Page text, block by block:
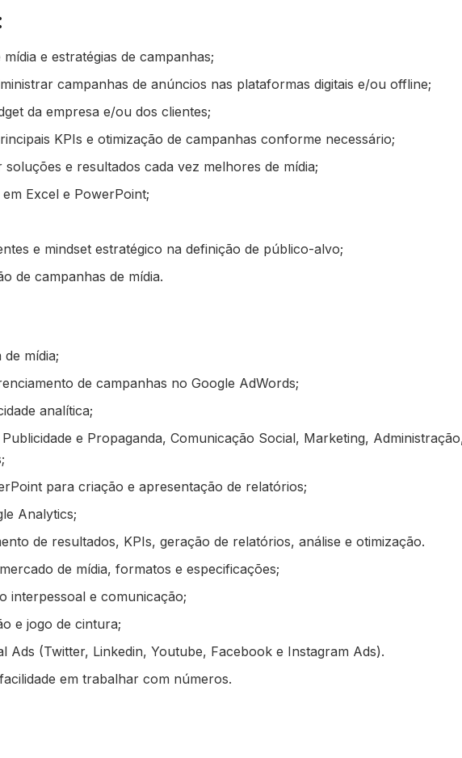
e estratégias de campanhas;
campanhas de anúncios nas plataformas digitais e/ou offline;
da empresa e/ou dos clientes;
KPIs e otimização de campanhas conforme necessário;
e resultados cada vez melhores de mídia;
Excel e PowerPoint;
e mindset estratégico na definição de público-alvo;
de campanhas de mídia.
mídia;
de campanhas no Google AdWords;
analítica;
e Propaganda, Comunicação Social, Marketing,
para criação e apresentação de relatórios;
Analytics;
de resultados, KPIs, geração de relatórios, análise e otimização.
de mídia, formatos e especificações;
interpessoal e comunicação;
e jogo de cintura;
Ads (Twitter, Linkedin, Youtube, Facebook e Instagram Ads).
em trabalhar com números.